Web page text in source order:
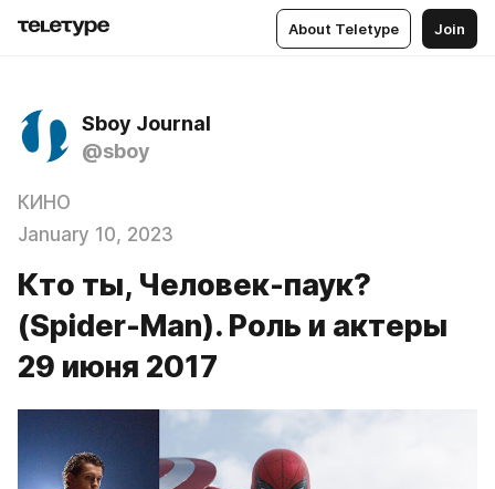
About Teletype Join
Sboy Journal
@sboy
КИНО
January 10, 2023
Кто ты, Человек-паук?
(Spider-Man). Роль и актеры
29 июня 2017